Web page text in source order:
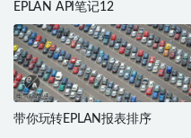
EPLAN API笔记12
带你玩转EPLAN报表排序